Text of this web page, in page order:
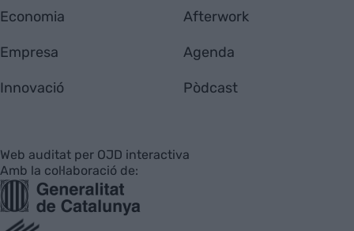
Economia
Empresa
Innovació
Afterwork
Agenda
Pòdcast
Web auditat per OJD interactiva
Amb la col·laboració de: